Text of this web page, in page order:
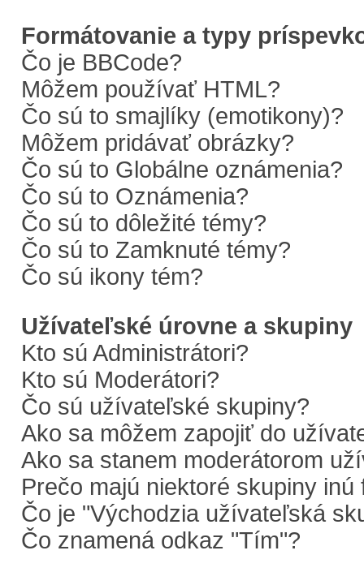
Formátovanie a typy
Čo je BBCode?
Môžem používať HTML?
Čo sú to smajlíky (emotikony)?
Môžem pridávať obrázky?
Čo sú to Globálne oznámenia?
Čo sú to Oznámenia?
Čo sú to dôležité témy?
Čo sú to Zamknuté témy?
Čo sú ikony tém?
Užívateľské úrovne a skupiny
Kto sú Administrátori?
Kto sú Moderátori?
Čo sú užívateľské skupiny?
Ako sa môžem zapojiť do
Ako sa stanem moderátorom
Prečo majú niektoré skupiny inú
Čo je "Východzia užívateľská
Čo znamená odkaz "Tím"?